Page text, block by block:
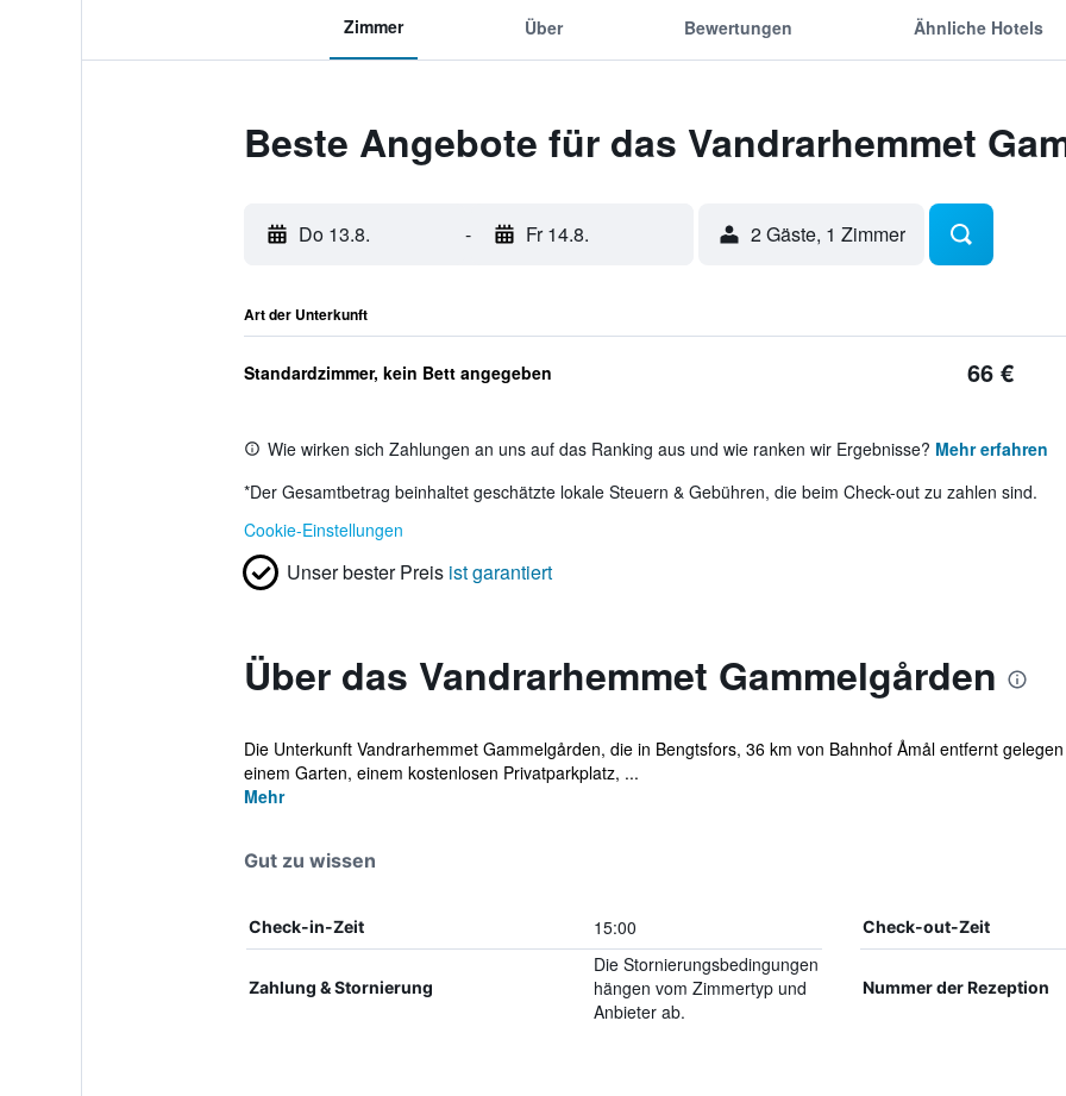
Zimmer Über Bewertungen Ähnliche Hotels
Beste Angebote für das Vandrarhemmet
Do 13.8. - Fr 14.8. 2 Gäste, 1 Zimmer
Art der Unterkunft
Standardzimmer, kein Bett angegeben 66 €
Wie wirken sich Zahlungen an uns auf das Ranking aus und wie ranken wir Ergebnisse? Mehr erfahren
*Der Gesamtbetrag beinhaltet geschätzte lokale Steuern & Gebühren, die beim Check-out zu zahlen sind.
Cookie-Einstellungen
Unser bester Preis ist garantiert
Über das Vandrarhemmet Gammelgården
Die Unterkunft Vandrarhemmet Gammelgården, die in Bengtsfors, 36 km von Bahnhof Åmål entfernt
einem Garten, einem kostenlosen Privatparkplatz, ...
Mehr
Gut zu wissen
Check-in-Zeit 15:00 Check-out-Zeit
Zahlung & Stornierung
Die Stornierungsbedingungen
hängen vom Zimmertyp und
Anbieter ab.
Nummer der Rezeption